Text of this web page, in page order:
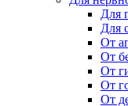
Для
Для
От
От
От
От
От